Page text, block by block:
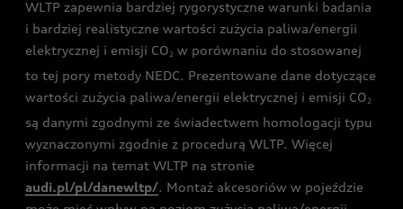
WLTP zapewnia bardziej rygorystyczne warunki badania
i bardziej realistyczne wartości zużycia paliwa/energii
elektrycznej i emisji CO2 w porównaniu do stosowanej
to tej pory metody NEDC. Prezentowane dane dotyczące
wartości zużycia paliwa/energii elektrycznej i emisji CO2
są danymi zgodnymi ze świadectwem homologacji typu
wyznaczonymi zgodnie z procedurą WLTP. Więcej
informacji na temat WLTP na stronie
audi.pl/pl/danewltp/. Montaż akcesoriów w pojeździe